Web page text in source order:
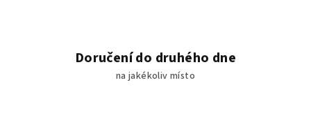
Doručení do druhého dne
na jakékoliv místo